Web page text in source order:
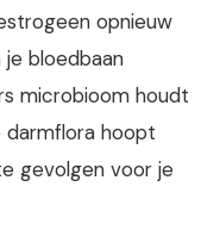
opnieuw
bloedbaan
microbioom houdt
darmflora hoopt
gevolgen voor je